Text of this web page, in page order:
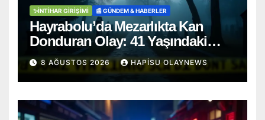
✨İNTIHAR GIRIŞIMI 📰 GÜNDEM & HABERLER
Hayrabolu’da Mezarlıkta Kan
Donduran Olay: 41 Yaşındaki
Şahıs Ağaca Asılı Bulundu
8 AĞUSTOS 2026 HAPISU OLAYNEWS